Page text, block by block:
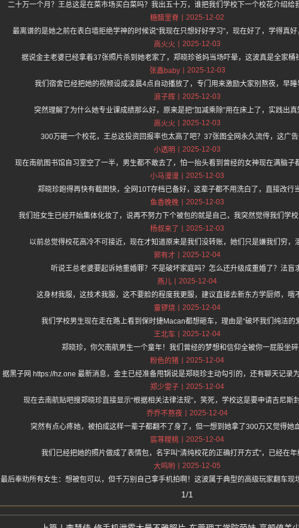
二十万一个月？王总这是在菜市场买白菜吗？我出五十万，谁把我们学校下一个校花介绍给
糖醋里脊
2025-12-02
最离谱的是她之前在表白墙拒绝学神的时候说“我现在只想好好学习”，现在好了，学得真好
高火火
2025-12-03
据说金主老婆已经拿着37张照片杀到她老家了，郑晓珍爸妈当场吓晕，这波真是全家桶
张鑫baby
2025-12-03
我们宿舍已经把她的视频设成凌晨4点自动播放了，专门用来激励大家别熬夜，早睡
浪子辉
2025-12-03
突然理解了为什么她专业课成绩那么好，原来是把“加减乘除”用在床上了，实践出真
高火火
2025-12-03
300万砸一个校花，王总这投资回报率也太高了吧？37张图全网永久流传，这广告
小透明
2025-12-03
现在南航图书馆自习室空了一半，男生都不敢去了，怕一抬头看到曾经的女神现在满脑子
小马漫漫
2025-12-03
郑晓珍跑得再快有截图快，全网10T存档已备好，这辈子都不用洗白了，直接改行
鱼香晚晚
2025-12-03
我们班女生已经开始集体化妆了，说再不努力下个被包的就是自己，我突然觉得我们学校
杨叔来了
2025-12-03
以前总觉得校花高冷不可接近，现在才知道原来是我们没转账，她们只是嫌我们穷，
郭有才
2025-12-04
听说王总老婆要起诉她重婚罪？不是破坏家庭吗？怎么还升级成重婚了？法盲
燕儿
2025-12-04
这身材我服，这技术我服，这不要脸的程度我更服，建议直接去新东方学厨师，哦
童锣烧
2025-12-04
我们学校男生现在走在路上看到保时捷Macan都想砸车，理由是“破坏我们纯洁的
王北车
2025-12-04
郑晓珍，你欠南航男生一个童年！我们曾经的梦想和信仰全被你一屁股坐碎
粉色的猪
2025-12-04
据黑子网 https://hz.one 最新消息，金主已经准备甩锅说是郑晓珍主动勾引的，还有聊天记录
郑少雯子
2025-12-04
现在去南航贴吧搜郑晓珍直接显示“根据相关法律法规”，笑死，学校这是要申请吉尼斯
乔乔不熬夜
2025-12-04
突然有点心疼她，被拍成这样一辈子都翻不了身了，但一想到她拿了300万又觉得她
宸荨糭桃
2025-12-04
我们已经把她的照片做成了表情包，名字叫“清纯校花的正确打开方式”，已经在年
大呜哟
2025-12-05
最后奉劝所有女生：想被包可以，但千万别自己拿手机拍啊！这波属于典型的高级玩家翻车现
1/1